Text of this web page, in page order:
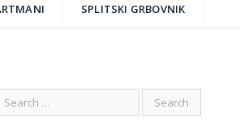
SPLITSKI GRBOVNIK